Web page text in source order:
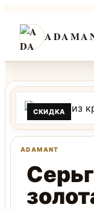
содержимому
СКИДКА